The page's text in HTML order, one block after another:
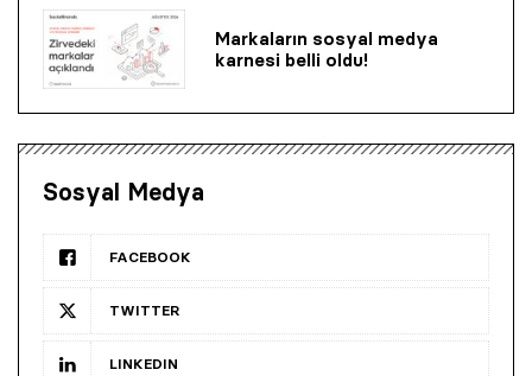
Markaların sosyal medya
karnesi belli oldu!
Sosyal Medya
FACEBOOK
TWITTER
LINKEDIN